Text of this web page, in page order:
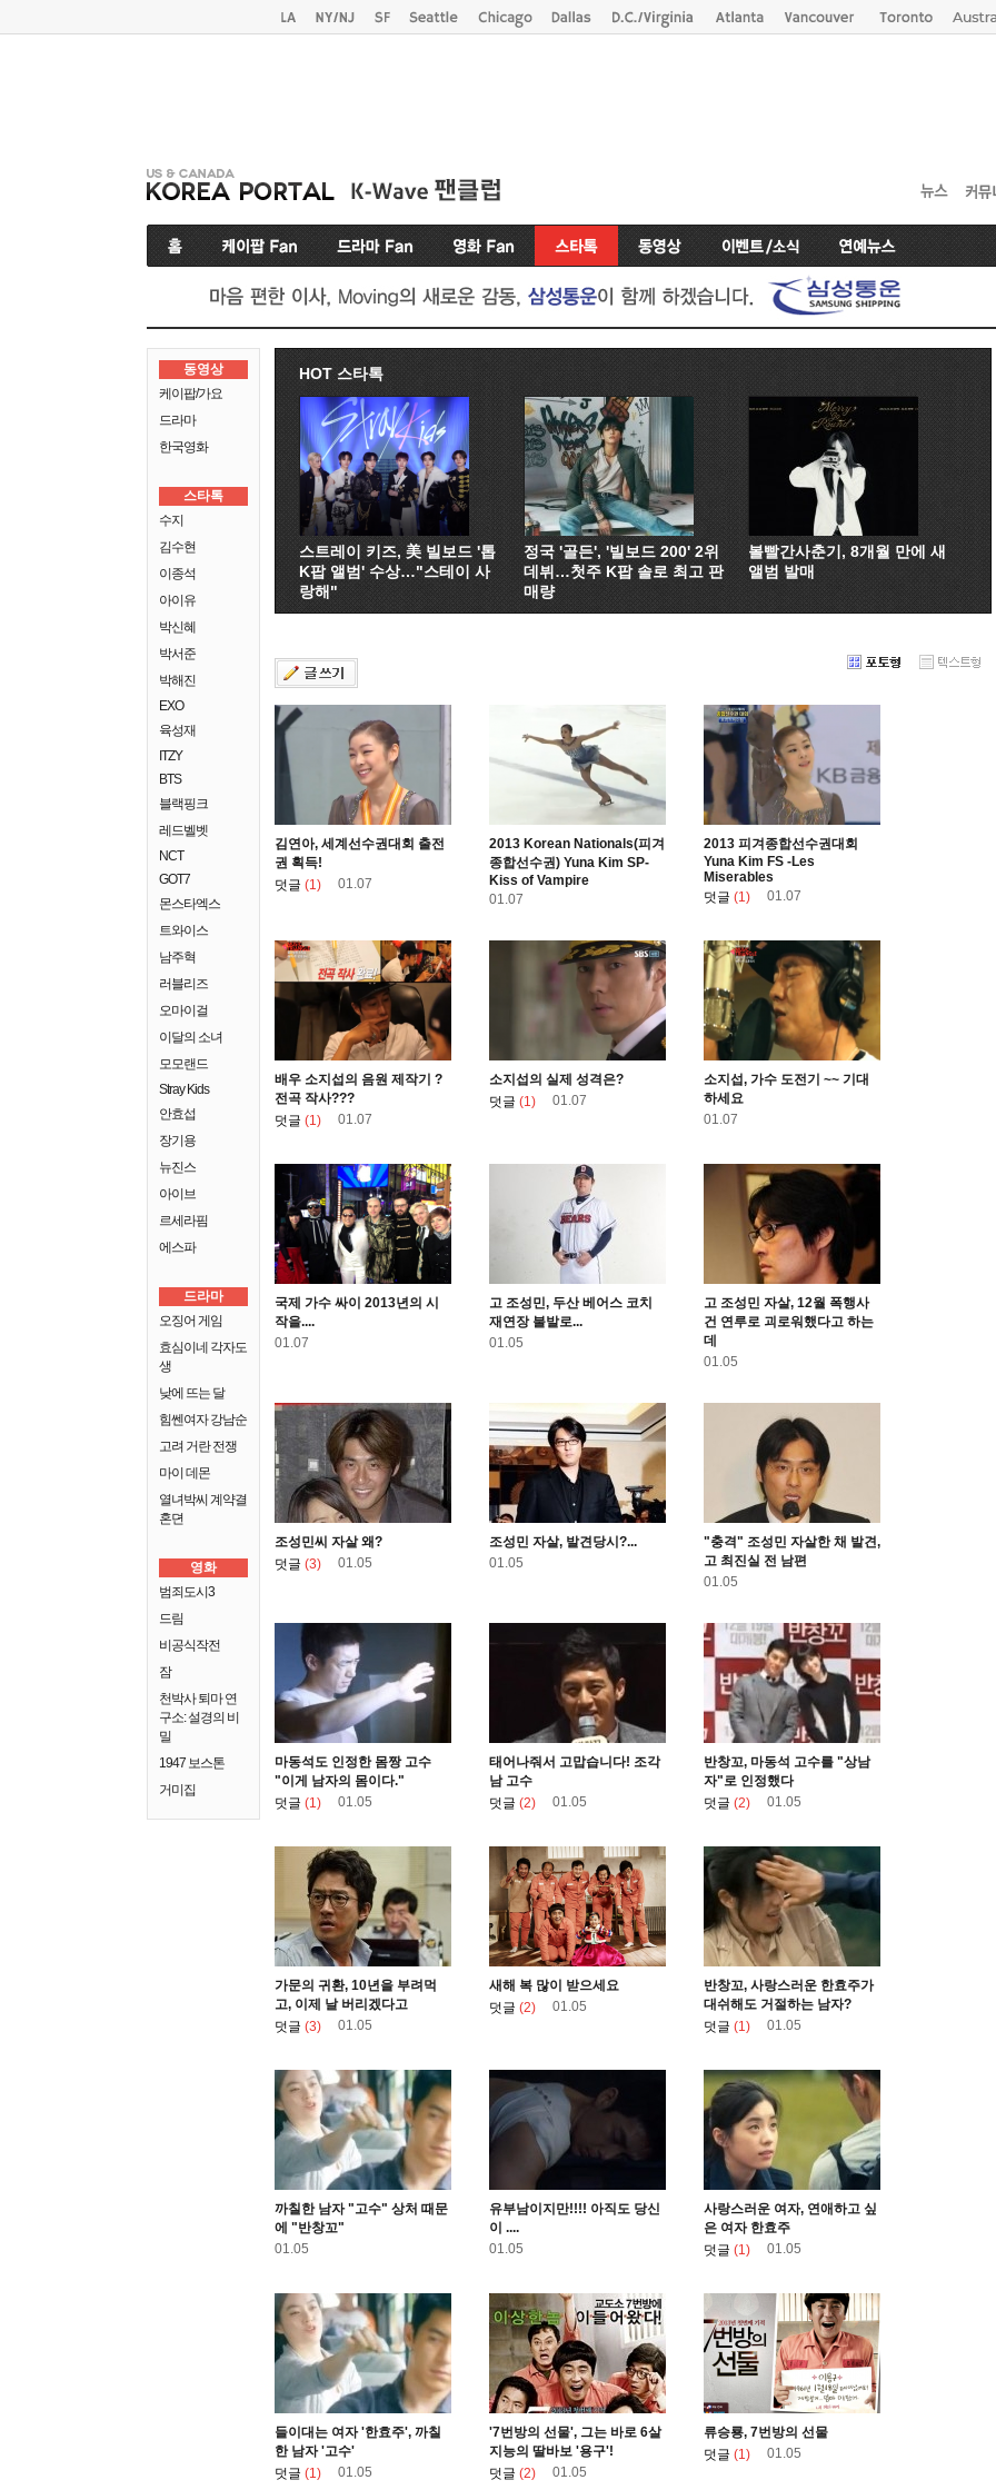
동영상
케이팝/가요
드라마
한국영화
스타톡
수지
김수현
이종석
아이유
박신혜
박서준
박해진
EXO
육성재
ITZY
BTS
블랙핑크
레드벨벳
NCT
GOT7
몬스타엑스
트와이스
남주혁
러블리즈
오마이걸
이달의 소녀
모모랜드
Stray Kids
안효섭
장기용
뉴진스
아이브
르세라핌
에스파
드라마
오징어 게임
효심이네 각자도
생
낮에 뜨는 달
힘쎈여자 강남순
고려 거란 전쟁
마이 데몬
열녀박씨 계약결
혼뎐
영화
범죄도시3
드림
비공식작전
잠
천박사 퇴마 연
구소: 설경의 비
밀
1947 보스톤
거미집
HOT 스타톡
스트레이 키즈, 美 빌보드 '톱
K팝 앨범' 수상…"스테이 사
랑해"
정국 '골든', '빌보드 200' 2위
데뷔…첫주 K팝 솔로 최고 판
매량
볼빨간사춘기, 8개월 만에 새
앨범 발매
김연아, 세계선수권대회 출전
권 획득!
덧글 (1) 01.07
2013 Korean Nationals(피겨
종합선수권) Yuna Kim SP-
Kiss of Vampire
01.07
2013 피겨종합선수권대회
Yuna Kim FS -Les
Miserables
덧글 (1) 01.07
배우 소지섭의 음원 제작기 ?
전곡 작사???
덧글 (1) 01.07
소지섭의 실제 성격은?
덧글 (1) 01.07
소지섭, 가수 도전기 ~~ 기대
하세요
01.07
국제 가수 싸이 2013년의 시
작을....
01.07
고 조성민, 두산 베어스 코치
재연장 불발로...
01.05
고 조성민 자살, 12월 폭행사
건 연루로 괴로워했다고 하는
데
01.05
조성민씨 자살 왜?
덧글 (3) 01.05
조성민 자살, 발견당시?...
01.05
"충격" 조성민 자살한 채 발견,
고 최진실 전 남편
01.05
마동석도 인정한 몸짱 고수
"이게 남자의 몸이다."
덧글 (1) 01.05
태어나줘서 고맙습니다! 조각
남 고수
덧글 (2) 01.05
반창꼬, 마동석 고수를 "상남
자"로 인정했다
덧글 (2) 01.05
가문의 귀환, 10년을 부려먹
고, 이제 날 버리겠다고
덧글 (3) 01.05
새해 복 많이 받으세요
덧글 (2) 01.05
반창꼬, 사랑스러운 한효주가
대쉬해도 거절하는 남자?
덧글 (1) 01.05
까칠한 남자 "고수" 상처 때문
에 "반창꼬"
01.05
유부남이지만!!!! 아직도 당신
이 ....
01.05
사랑스러운 여자, 연애하고 싶
은 여자 한효주
덧글 (1) 01.05
들이대는 여자 '한효주', 까칠
한 남자 '고수'
덧글 (1) 01.05
'7번방의 선물', 그는 바로 6살
지능의 딸바보 '용구'!
덧글 (2) 01.05
류승룡, 7번방의 선물
덧글 (1) 01.05